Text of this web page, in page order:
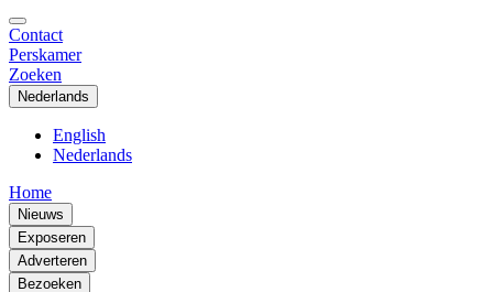
Contact
Perskamer
Zoeken
Nederlands
English
Nederlands
Home
Nieuws
Exposeren
Adverteren
Bezoeken